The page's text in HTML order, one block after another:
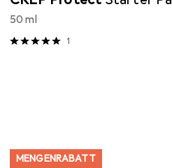
50 ml
1
MENGENRABATT